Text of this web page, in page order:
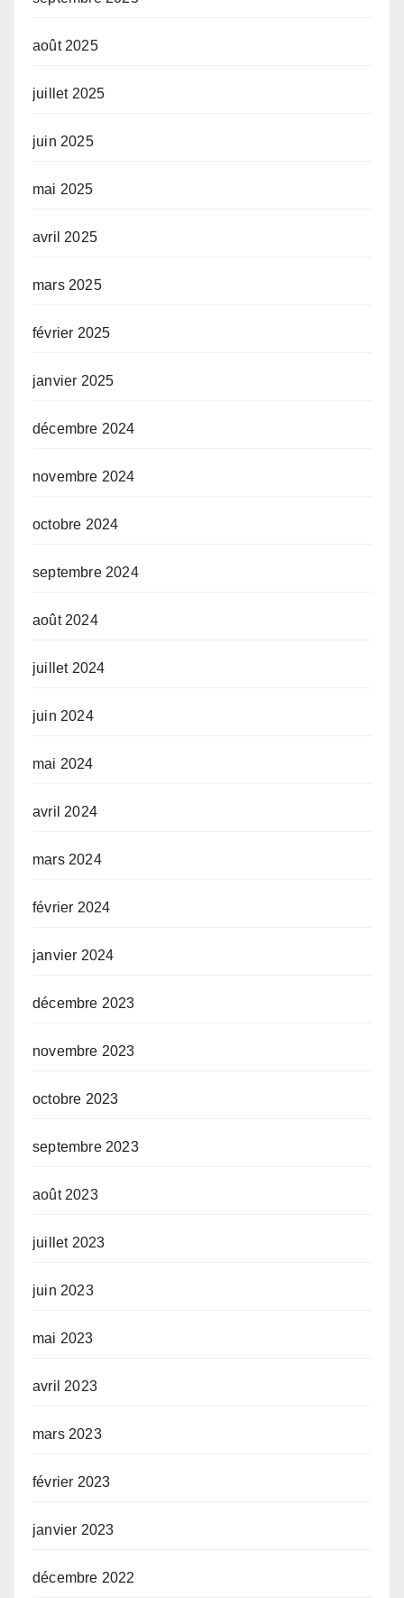
août 2025
juillet 2025
juin 2025
mai 2025
avril 2025
mars 2025
février 2025
janvier 2025
décembre 2024
novembre 2024
octobre 2024
septembre 2024
août 2024
juillet 2024
juin 2024
mai 2024
avril 2024
mars 2024
février 2024
janvier 2024
décembre 2023
novembre 2023
octobre 2023
septembre 2023
août 2023
juillet 2023
juin 2023
mai 2023
avril 2023
mars 2023
février 2023
janvier 2023
décembre 2022